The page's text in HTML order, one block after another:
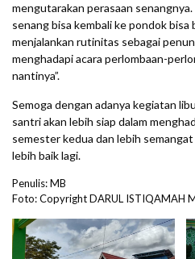
mengutarakan perasaan
senang bisa kembali ke pondok
menjalankan rutinitas sebagai
menghadapi acara perlombaan-
nantinya”.
Semoga dengan adanya kegiatan
santri akan lebih siap dalam
semester kedua dan lebih
lebih baik lagi.
Penulis: MB
Foto: Copyright DARUL ISTIQAMAH